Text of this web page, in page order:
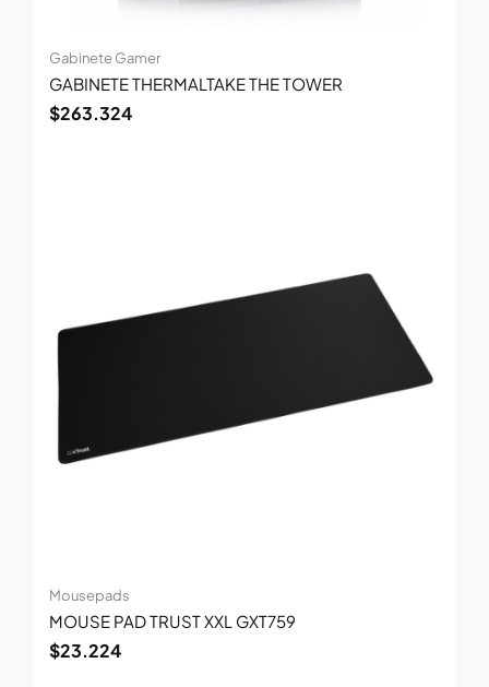
Gabinete Gamer
GABINETE THERMALTAKE THE TOWER
$263.324
Mousepads
MOUSE PAD TRUST XXL GXT759
$23.224